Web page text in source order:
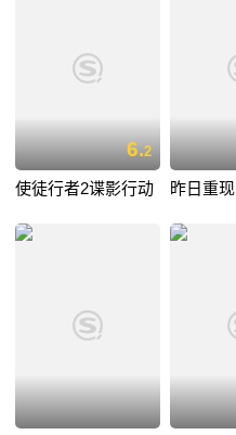
6.2
使徒行者2谍影行动 昨日重现